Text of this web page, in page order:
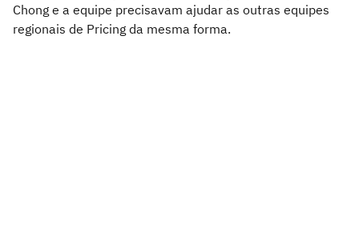
Chong e a equipe precisavam ajudar as outras equipes
regionais de Pricing da mesma forma.